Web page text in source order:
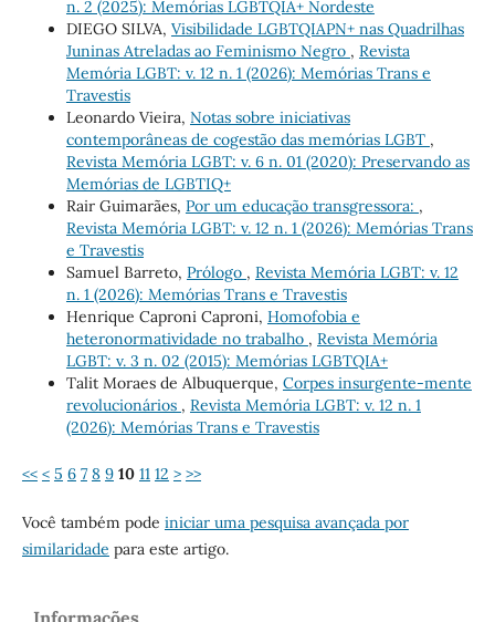
n. 2 (2025): Memórias LGBTQIA+ Nordeste
DIEGO SILVA, Visibilidade LGBTQIAPN+ nas Quadrilhas
Juninas Atreladas ao Feminismo Negro , Revista
Memória LGBT: v. 12 n. 1 (2026): Memórias Trans e
Travestis
Leonardo Vieira, Notas sobre iniciativas
contemporâneas de cogestão das memórias LGBT ,
Revista Memória LGBT: v. 6 n. 01 (2020): Preservando as
Memórias de LGBTIQ+
Rair Guimarães, Por um educação transgressora: ,
Revista Memória LGBT: v. 12 n. 1 (2026): Memórias Trans
e Travestis
Samuel Barreto, Prólogo , Revista Memória LGBT: v. 12
n. 1 (2026): Memórias Trans e Travestis
Henrique Caproni Caproni, Homofobia e
heteronormatividade no trabalho , Revista Memória
LGBT: v. 3 n. 02 (2015): Memórias LGBTQIA+
Talit Moraes de Albuquerque, Corpes insurgente-mente
revolucionários , Revista Memória LGBT: v. 12 n. 1
(2026): Memórias Trans e Travestis
<< < 5 6 7 8 9 10 11 12 > >>
Você também pode iniciar uma pesquisa avançada por
similaridade para este artigo.